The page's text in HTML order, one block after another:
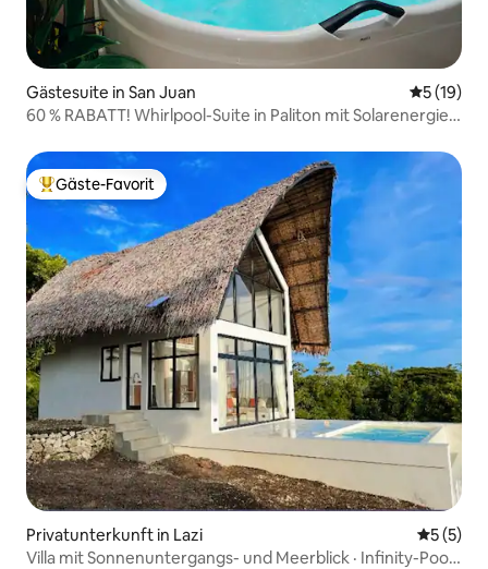
Gästesuite in San Juan
5 (19)
60 % RABATT! Whirlpool-Suite in Paliton mit Solarenergie +
Beliebter Gäste-Favorit.
Gäste-Favorit
Privatunterkunft in Lazi
5 (5)
Villa mit Sonnenuntergangs- und Meerblick · Infinity-Pool ·